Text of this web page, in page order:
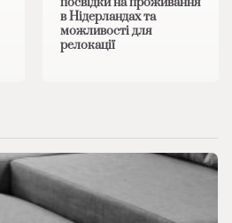
в Нідерландах та
можливості для
релокації